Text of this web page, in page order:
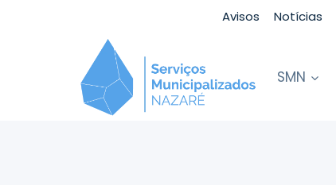
Avisos Notícias
SMN